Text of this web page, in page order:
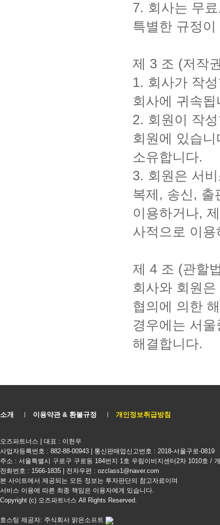
7. 회사는 무
특별한 규정
제 3 조 (저작
1. 회사가 작
회사에 귀속됩
2. 회원이 작
회원에 있습니
소유합니다.
3. 회원은 서
복제 , 송신 , 출
이용하거나, 제
사적으로 이
제 4 조 (관할
회사와 회원
협의에 의한
경우에는 서
해결합니다.
소개 이용약관 & 환불규정 개인정보취급방침
오즈파트너스 | 대표 : 이헌우
사업자등록번호 : 882-88-00943 | 통신판매업신고번호 : 2018-서울구로-0819
주소 : 서울특별시 구로구 구로동 184번지 1호 우림이비지센터2차 1010호 /
전화번호 : 1566-1835 | 전자우편 : ozclass1@naver.com
본 사이트에서 제공되는 모든 정보는 투자판단의 참고자료이며
서비스 이용에 따른 최종 책임은 이용자에게 있습니다.
Copyright (c) 오즈파트너스 All Rights Reserved.
호스팅 제공자: 주식회사 맑은소프트